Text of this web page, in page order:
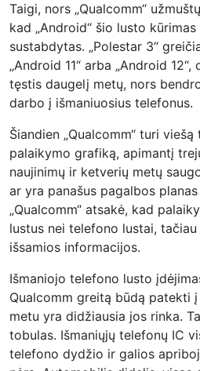
Taigi, nors „Qualcomm“
kad „Android“ šio lusto
sustabdytas. „Polestar 3“
„Android 11“ arba „Android
tęstis daugelį metų, nors
darbo į išmaniuosius telefonus.
Šiandien „Qualcomm“ turi
palaikymo grafiką, apimantį
naujinimų ir ketverių metų
ar yra panašus pagalbos
„Qualcomm“ atsakė, kad
lustus nei telefono lustai,
išsamios informacijos.
Išmaniojo telefono lusto
Qualcomm greitą būdą patekti
metu yra didžiausia jos rinka.
tobulas. Išmaniųjų telefonų IC
telefono dydžio ir galios